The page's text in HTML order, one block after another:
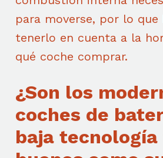
para moverse, por lo que
tenerlo en cuenta a la
qué coche comprar.
¿Son los
coches de
baja tecnología